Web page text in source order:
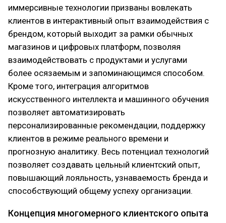
иммерсивные технологии призваны вовлекать
клиентов в интерактивный опыт взаимодействия с
брендом, который выходит за рамки обычных
магазинов и цифровых платформ, позволяя
взаимодействовать с продуктами и услугами
более осязаемым и запоминающимся способом.
Кроме того, интеграция алгоритмов
искусственного интеллекта и машинного обучения
позволяет автоматизировать
персонализированные рекомендации, поддержку
клиентов в режиме реального времени и
прогнозную аналитику. Весь потенциал технологий
позволяет создавать цельный клиентский опыт,
повышающий лояльность, узнаваемость бренда и
способствующий общему успеху организации.
Концепция многомерного клиентского опыта